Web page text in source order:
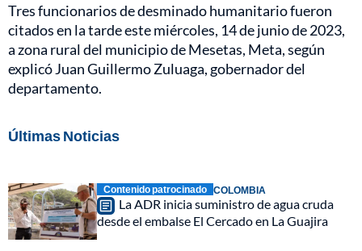
Tres funcionarios de desminado humanitario fueron
citados en la tarde este miércoles, 14 de junio de 2023,
a zona rural del municipio de Mesetas, Meta, según
explicó Juan Guillermo Zuluaga, gobernador del
departamento.
Últimas Noticias
Contenido patrocinado COLOMBIA
La ADR inicia suministro de agua cruda
desde el embalse El Cercado en La Guajira